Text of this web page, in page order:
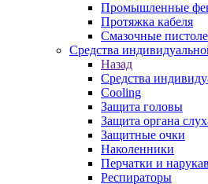
Промышленные
Протяжка кабеля
Смазочные
Средства
Назад
Средства
Cooling
Защита головы
Защита органа
Защитные очки
Наколенники
Перчатки и
Респираторы